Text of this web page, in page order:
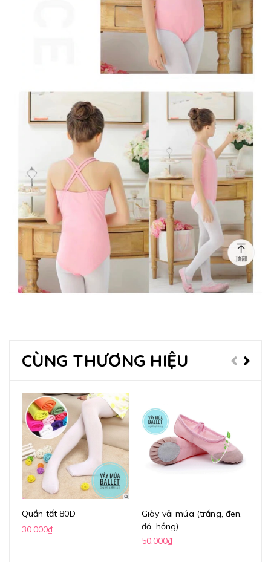
CÙNG THƯƠNG HIỆU
Quần tất 80D
30.000₫
Giày vải múa (trắng, đen,
đỏ, hồng)
50.000₫